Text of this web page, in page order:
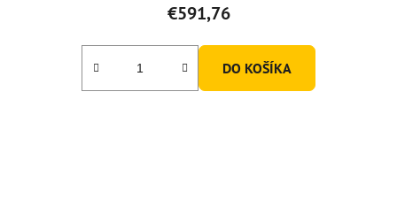
€591,76
DO KOŠÍKA